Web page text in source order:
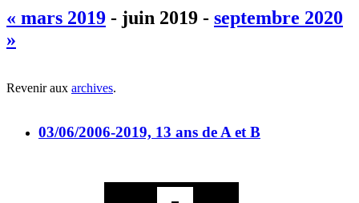
« mars 2019 - juin 2019 - septembre 2020
»
Revenir aux archives.
03/06/2006-2019, 13 ans de A et B